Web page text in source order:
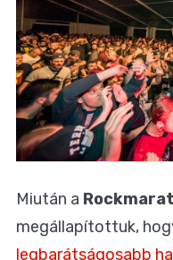
Miután a
megállapítottuk,
legbarátságosabb